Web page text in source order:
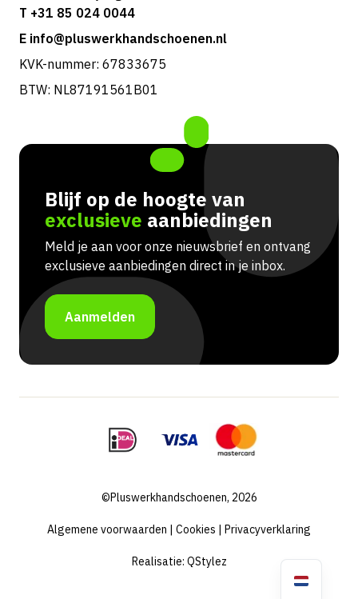
T +31 85 024 0044
E info@pluswerkhandschoenen.nl
KVK-nummer: 67833675
BTW: NL87191561B01
Blijf op de hoogte van
exclusieve aanbiedingen
Meld je aan voor onze nieuwsbrief en ontvang
exclusieve aanbiedingen direct in je inbox.
Aanmelden
©Pluswerkhandschoenen, 2026
Algemene voorwaarden | Cookies | Privacyverklaring
Realisatie: QStylez